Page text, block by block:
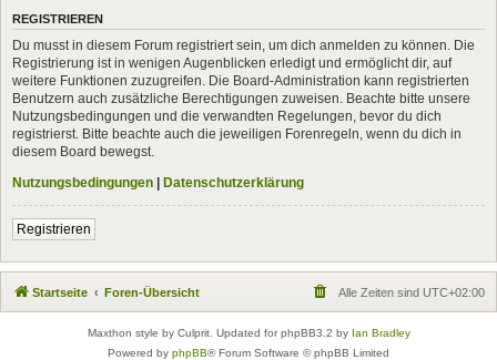
REGISTRIEREN
Du musst in diesem Forum registriert sein, um dich anmelden zu können. Die
Registrierung ist in wenigen Augenblicken erledigt und ermöglicht dir, auf
weitere Funktionen zuzugreifen. Die Board-Administration kann registrierten
Benutzern auch zusätzliche Berechtigungen zuweisen. Beachte bitte unsere
Nutzungsbedingungen und die verwandten Regelungen, bevor du dich
registrierst. Bitte beachte auch die jeweiligen Forenregeln, wenn du dich in
diesem Board bewegst.
Nutzungsbedingungen | Datenschutzerklärung
Registrieren
Startseite Foren-Übersicht Alle Zeiten sind UTC+02:00
Maxthon style by Culprit. Updated for phpBB3.2 by Ian Bradley
Powered by phpBB® Forum Software © phpBB Limited